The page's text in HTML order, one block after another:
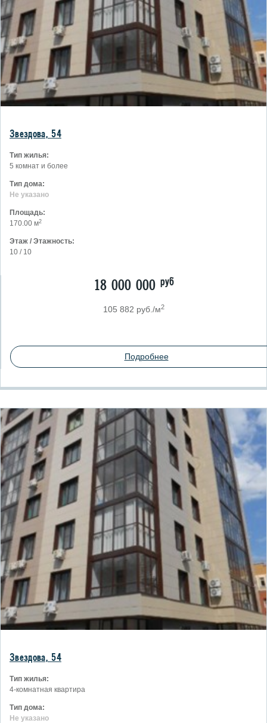
Звездова, 54
Тип жилья:
5 комнат и более
Тип дома:
Не указано
Площадь:
170.00 м2
Этаж / Этажность:
10 / 10
18 000 000 руб
105 882 руб./м2
Подробнее
Звездова, 54
Тип жилья:
4-комнатная квартира
Тип дома:
Не указано